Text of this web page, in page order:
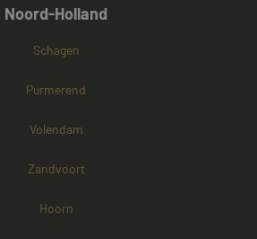
Noord-Holland
Schagen
Purmerend
Volendam
Zandvoort
Hoorn